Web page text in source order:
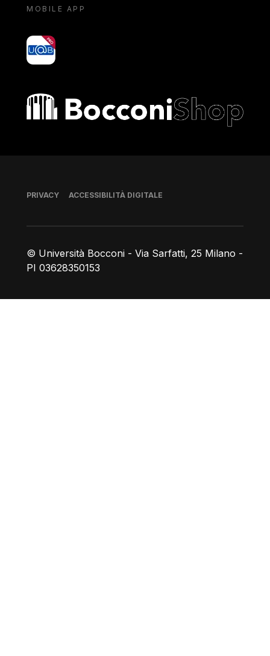
MOBILE APP
yoU@B
Bocconi shop
© Università Bocconi - Via Sarfatti, 25 Milano -
PI 03628350153
Piè di pagina
PRIVACY ACCESSIBILITÀ DIGITALE